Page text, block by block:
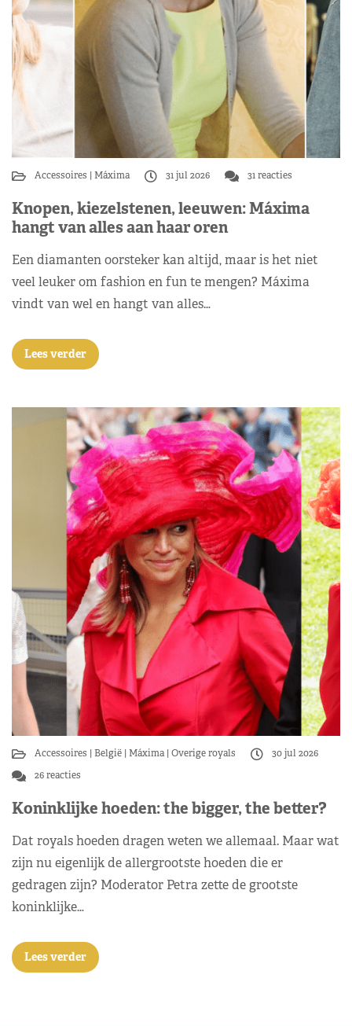
Accessoires Máxima 31 jul 2026 31 reacties
Knopen, kiezelstenen, leeuwen: Máxima
hangt van alles aan haar oren
Een diamanten oorsteker kan altijd, maar is het niet
veel leuker om fashion en fun te mengen? Máxima
vindt van wel en hangt van alles…
Lees verder
Accessoires België Máxima Overige royals
30 jul 2026
26 reacties
Koninklijke hoeden: the bigger, the better?
Dat royals hoeden dragen weten we allemaal. Maar wat
zijn nu eigenlijk de allergrootste hoeden die er
gedragen zijn? Moderator Petra zette de grootste
koninklijke…
Lees verder